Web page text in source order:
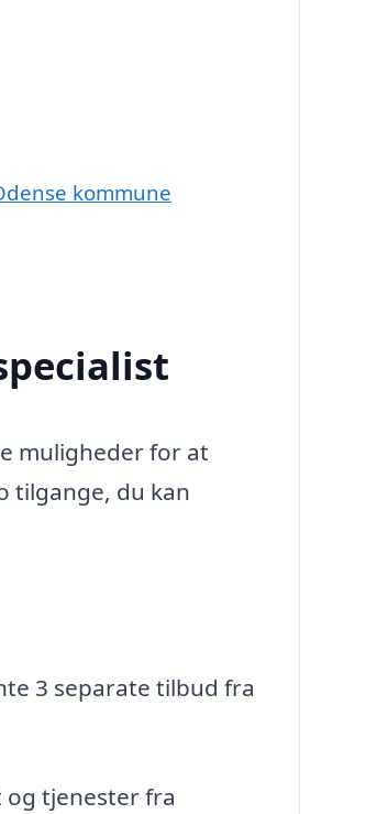
kommune
muligheder for at
tilgange, du kan
3 separate tilbud fra
tjenester fra